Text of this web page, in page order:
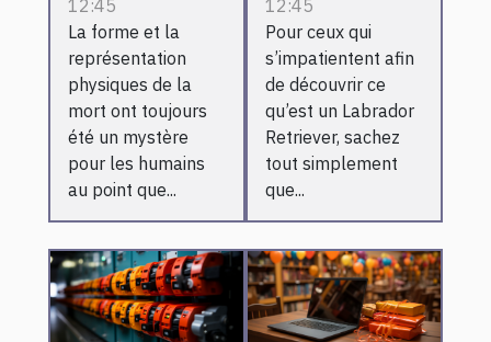
12:45
La forme et la
représentation
physiques de la
mort ont toujours
été un mystère
pour les humains
au point que...
12:45
Pour ceux qui
s’impatientent afin
de découvrir ce
qu’est un Labrador
Retriever, sachez
tout simplement
que...